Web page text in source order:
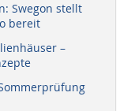
Swegon stellt
bereit
–